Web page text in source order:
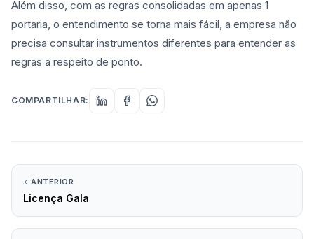
Além disso, com as regras consolidadas em apenas 1
portaria, o entendimento se torna mais fácil, a empresa não
precisa consultar instrumentos diferentes para entender as
regras a respeito de ponto.
COMPARTILHAR:
ANTERIOR
Licença Gala